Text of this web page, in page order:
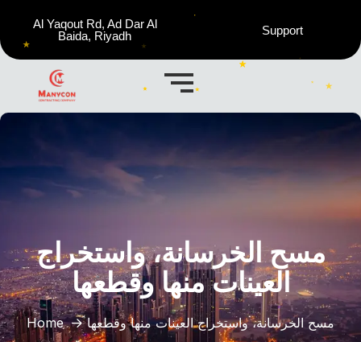
Al Yaqout Rd, Ad Dar Al
Baida, Riyadh
Support
مسح الخرسانة، واستخراج
العينات منها وقطعها
Home مسح الخرسانة، واستخراج العينات منها وقطعها